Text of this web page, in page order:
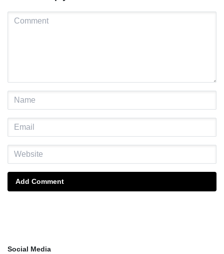
Add Comment
Social Media